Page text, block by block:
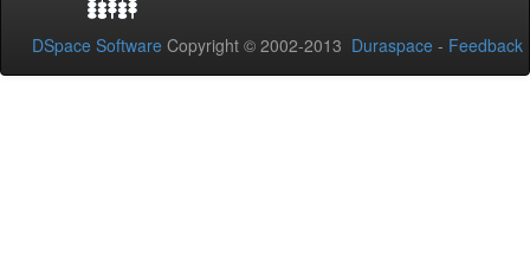
DSpace Software Copyright © 2002-2013 Duraspace - Feedback